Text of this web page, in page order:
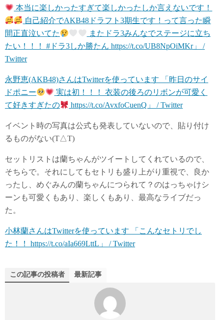
本当に楽しかったすぎて楽しかったしか言えないです！
自己紹介でAKB48ドラフト3期生です！って言った瞬
間正直泣いてた
またドラ3みんなでステージに立ち
たい！！！ #ドラ3しか勝たん https://t.co/UB8NpOiMKr」 /
Twitter
永野恵(AKB48)さんはTwitterを使っています 「昨日のサイ
ドポニー
実は初！！！ 衣装の後ろのリボンが可愛く
て好きすぎたの
https://t.co/AvxfoCuenQ」 / Twitter
イベント時の写真は公式も発表していないので、貼り付け
るものがない(T△T)
セットリストは蘭ちゃんがツイートしてくれているので、
そちらで。それにしてもセトリも盛り上がり重視で、良か
ったし、めぐみんの蘭ちゃんにつられて？のはっちゃけシ
ーンも可愛くもあり、楽しくもあり、最高なライブだっ
た。
小林蘭さんはTwitterを使っています 「こんなセトリでし
た！！ https://t.co/aIa669LttL」 / Twitter
この記事の投稿者 最新記事